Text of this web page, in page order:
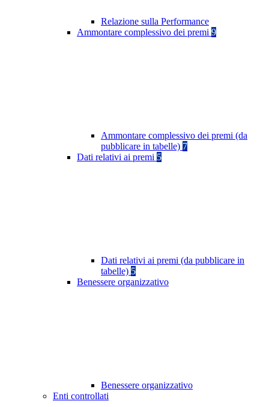
Relazione sulla Performance
Ammontare complessivo dei premi 9
Ammontare complessivo dei premi (da
pubblicare in tabelle) 7
Dati relativi ai premi 5
Dati relativi ai premi (da pubblicare in
tabelle) 5
Benessere organizzativo
Benessere organizzativo
Enti controllati